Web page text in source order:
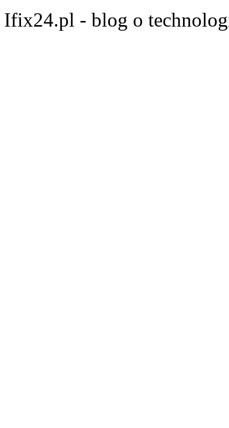
Ifix24.pl - blog o